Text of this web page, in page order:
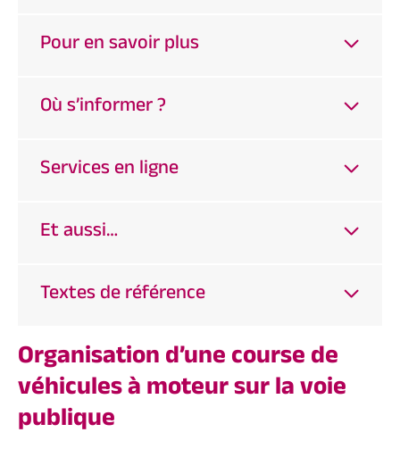
Pour en savoir plus
Où s’informer ?
Services en ligne
Et aussi…
Textes de référence
Organisation d’une course de
véhicules à moteur sur la voie
publique